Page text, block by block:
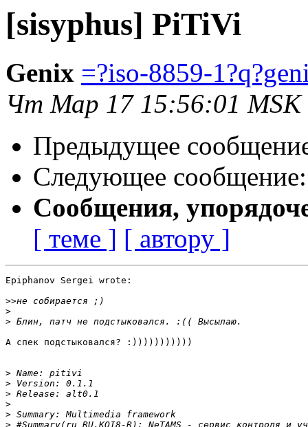
[sisyphus] PiTiVi
Genix =?iso-8859-
Чт Мар 17 15:56:01 MSK
Предыдущее
Следующее
Сообщения,
[ теме ] [ автору ]
Epiphanov Sergei wrote:
>>
>
>
А спек подстыковался? :)))))))))))
>
>
>
>
>
>